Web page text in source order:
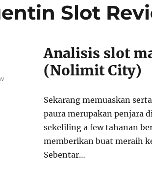
Slot
Analisis slot
(Nolimit City)
Sekarang memuaskan
paura merupakan penjara
sekeliling a few tahanan
memberikan buat meraih
Sebentar…